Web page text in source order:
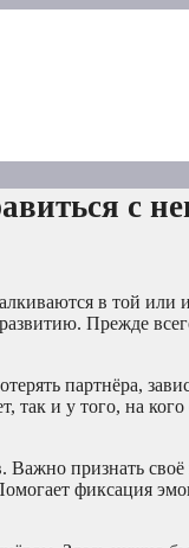
с
в той
Прежде
партнёра,
так и у того, на
Важно признать
фиксация